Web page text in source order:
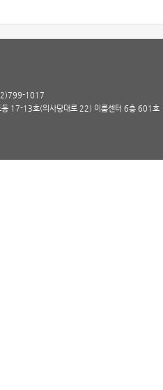
1017
17-13호(의사당대로 22) 이룸센터 6층 601호